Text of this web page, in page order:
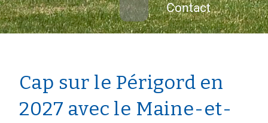
Contact
Cap sur le Périgord en
2027 avec le Maine-et-